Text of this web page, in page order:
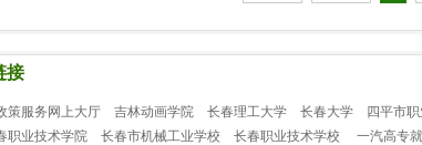
接
策服务网上大厅 吉林动画学院 长春理工大学 长春大学 四平市
职业技术学院 长春市机械工业学校 长春职业技术学校 一汽高专